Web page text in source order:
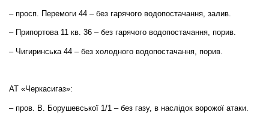
– просп. Перемоги 44 – без гарячого водопостачання, залив.
– Припортова 11 кв. 36 – без гарячого водопостачання, порив.
– Чигиринська 44 – без холодного водопостачання, порив.
АТ «Черкасигаз»:
– пров. В. Борушевської 1/1 – без газу, в наслідок ворожої атаки.